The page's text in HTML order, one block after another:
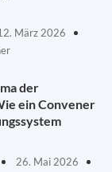
März 2026
der
ein Convener
26. Mai 2026